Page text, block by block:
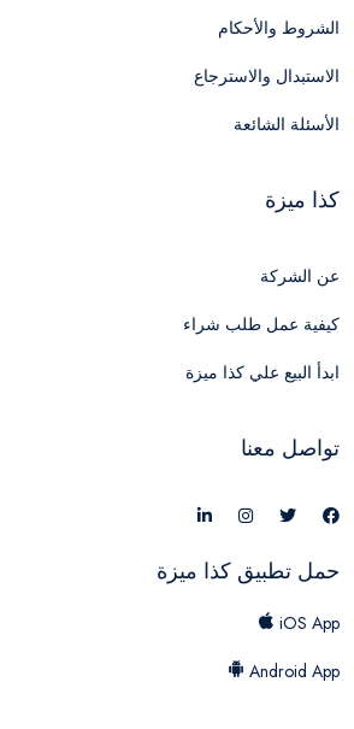
الشروط والأحكام
الاستبدال والاسترجاع
الأسئلة الشائعة
كذا ميزة
عن الشركة
كيفية عمل طلب شراء
ابدأ البيع علي كذا ميزة
تواصل معنا
حمل تطبيق كذا ميزة
iOS App
Android App